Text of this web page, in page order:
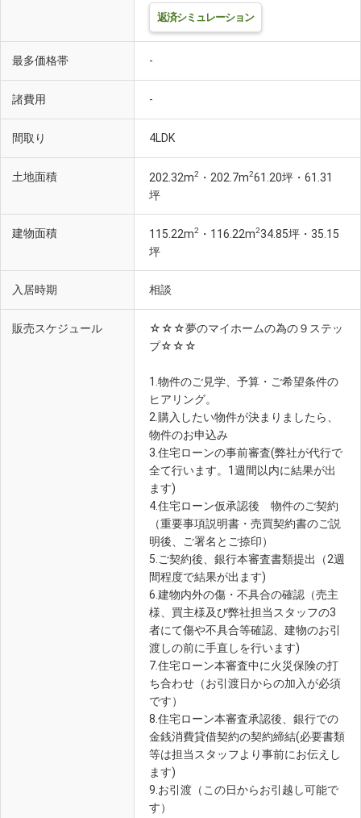
返済シミュレーション
最多価格帯 -
諸費用 -
間取り 4LDK
土地面積 202.32m2 ・202.7m261.20坪・61.31
坪
建物面積 115.22m2 ・116.22m234.85坪・35.15
坪
入居時期 相談
販売スケジュール
☆☆☆夢のマイホームの為の９ステッ
プ☆☆☆
1.物件のご見学、予算・ご希望条件の
ヒアリング。
2.購入したい物件が決まりましたら、
物件のお申込み
3.住宅ローンの事前審査(弊社が代行で
全て行います。1週間以内に結果が出
ます)
4.住宅ローン仮承認後 物件のご契約
（重要事項説明書・売買契約書のご説
明後、ご署名とご捺印）
5.ご契約後、銀行本審査書類提出（2週
間程度で結果が出ます)
6.建物内外の傷・不具合の確認（売主
様、買主様及び弊社担当スタッフの3
者にて傷や不具合等確認、建物のお引
渡しの前に手直しを行います)
7.住宅ローン本審査中に火災保険の打
ち合わせ（お引渡日からの加入が必須
です）
8.住宅ローン本審査承認後、銀行での
金銭消費貸借契約の契約締結(必要書類
等は担当スタッフより事前にお伝えし
ます)
9.お引渡（この日からお引越し可能で
す）